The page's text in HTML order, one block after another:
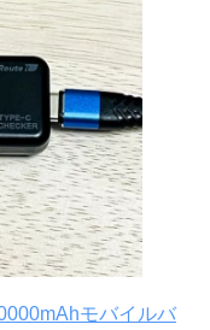
モバイルバ